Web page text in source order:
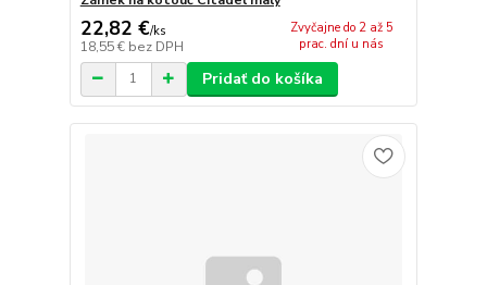
22,82 €/ks
18,55 € bez DPH
Zvyčajne do 2 až 5
prac. dní u nás
Pridať do košíka